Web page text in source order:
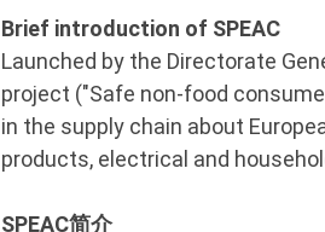
Brief introduction of SPEAC
Launched by the Directorate
project ("Safe non-food
in the supply chain about
products, electrical and
SPEAC简介